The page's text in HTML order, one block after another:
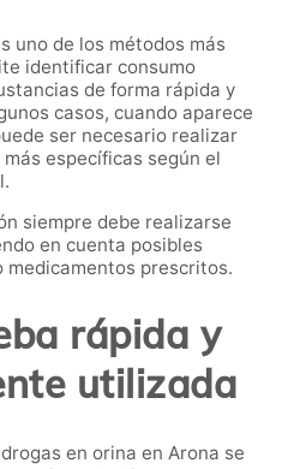
uno de los métodos más
identificar consumo
de forma rápida y
casos, cuando aparece
ser necesario realizar
específicas según el
siempre debe realizarse
en cuenta posibles
prescritos.
rápida y
utilizada
en orina en Arona se